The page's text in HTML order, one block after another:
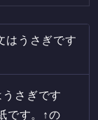
はうさぎです
さぎです
です。↑の